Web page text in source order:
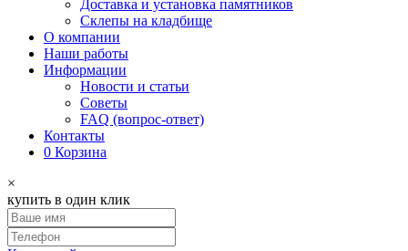
Доставка и установка памятников
Склепы на кладбище
О компании
Наши работы
Информации
Новости и статьи
Советы
FAQ (вопрос-ответ)
Контакты
0 Корзина
×
купить в один клик